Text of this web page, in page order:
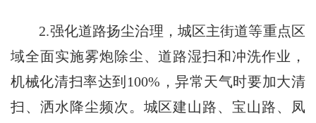
2.强化道路扬尘治理，城区主街道等重点区
域全面实施雾炮除尘、道路湿扫和冲洗作业，
机械化清扫率达到100%，异常天气时要加大清
扫、洒水降尘频次。城区建山路、宝山路、凤